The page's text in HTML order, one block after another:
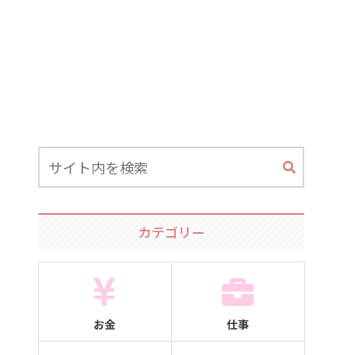
カテゴリー
お金 仕事